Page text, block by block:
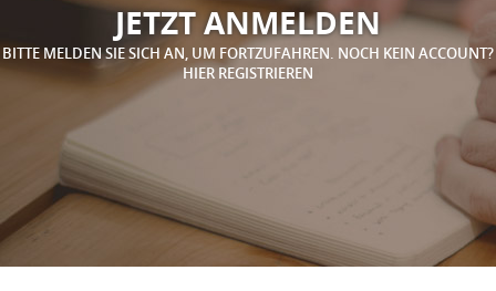
JETZT ANMELDEN
BITTE MELDEN SIE SICH AN, UM FORTZUFAHREN. NOCH KEIN ACCOUNT?
HIER REGISTRIEREN